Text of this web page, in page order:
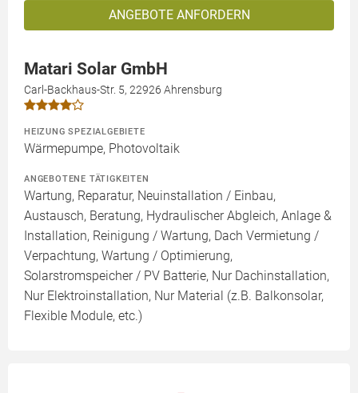
ANGEBOTE ANFORDERN
Matari Solar GmbH
Carl-Backhaus-Str. 5, 22926 Ahrensburg
HEIZUNG SPEZIALGEBIETE
Wärmepumpe, Photovoltaik
ANGEBOTENE TÄTIGKEITEN
Wartung, Reparatur, Neuinstallation / Einbau,
Austausch, Beratung, Hydraulischer Abgleich, Anlage &
Installation, Reinigung / Wartung, Dach Vermietung /
Verpachtung, Wartung / Optimierung,
Solarstromspeicher / PV Batterie, Nur Dachinstallation,
Nur Elektroinstallation, Nur Material (z.B. Balkonsolar,
Flexible Module, etc.)